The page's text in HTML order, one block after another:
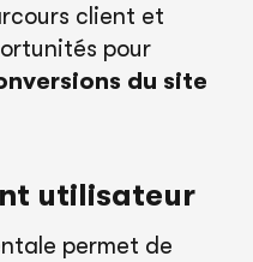
client et
pour
du site
utilisateur
permet de